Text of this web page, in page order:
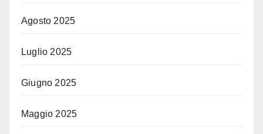
Agosto 2025
Luglio 2025
Giugno 2025
Maggio 2025